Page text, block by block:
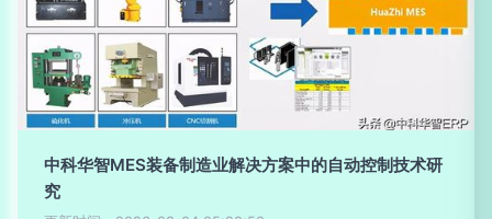
中科华智MES装备制造业解决方案中的自动控制技术研
究